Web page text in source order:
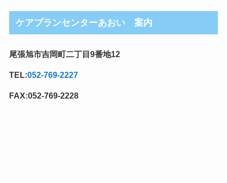
ケアプランセンターあおい 案内
尾張旭市吉岡町二丁目9番地12
TEL:052-769-2227
FAX:052-769-2228